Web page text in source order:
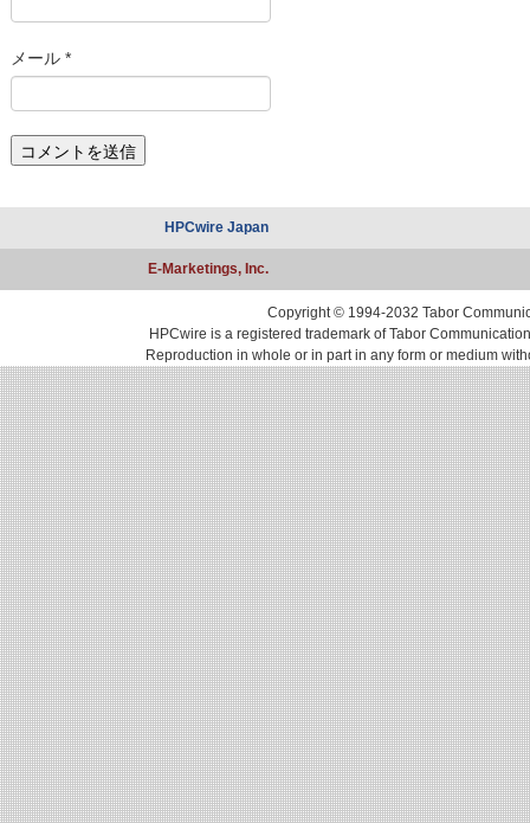
メール *
HPCwire Japan
E-Marketings, Inc.
Copyright © 1994-2032 Tabor
HPCwire is a registered trademark of Tabor
Reproduction in whole or in part in any form or medium